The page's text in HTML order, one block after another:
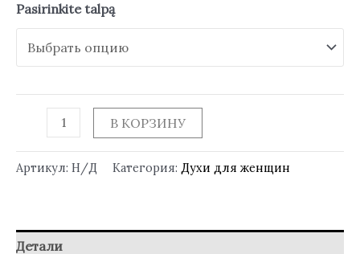
Pasirinkite talpą
В КОРЗИНУ
Артикул: Н/Д Категория: Духи для женщин
Детали